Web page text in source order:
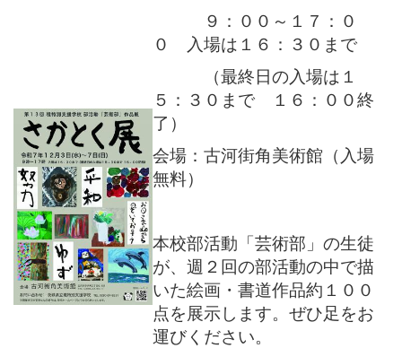
９：００～１７：０
０ 入場は１６：３０まで
（最終日の入場は１
５：３０まで １６：００終
了）
会場：古河街角美術館（入場
無料）
本校部活動「芸術部」の生徒
が、週２回の部活動の中で描
いた絵画・書道作品約１００
点を展示します。ぜひ足をお
運びください。